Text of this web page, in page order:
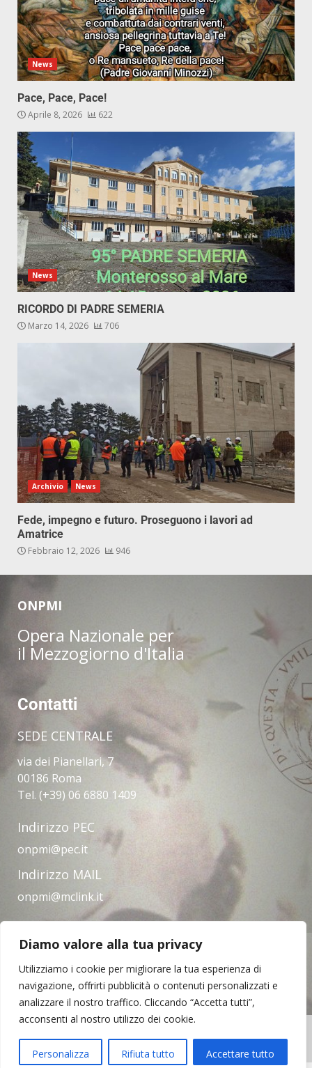
Diamo valore alla tua privacy
Utilizziamo i cookie per migliorare la tua esperienza di
navigazione, offrirti pubblicità o contenuti personalizzati e
analizzare il nostro traffico. Cliccando “Accetta tutti”,
acconsenti al nostro utilizzo dei cookie.
Personalizza Rifiuta tutto Accettare tutto
News
Pace, Pace, Pace!
Aprile 8, 2026 622
News
RICORDO DI PADRE SEMERIA
Marzo 14, 2026 706
Archivio News
Fede, impegno e futuro. Proseguono i lavori ad
Amatrice
Febbraio 12, 2026 946
ONPMI
Opera Nazionale per
il Mezzogiorno d'Italia
Contatti
SEDE CENTRALE
via dei Pianellari, 7
00186 Roma
Tel. (+39) 06 6880 1409
Indirizzo PEC
onpmi@pec.it
Indirizzo MAIL
onpmi@mclink.it
Amministrazione trasparente
Privacy Policy
Note legali
Contatti
Mezzogiorno d'Italia